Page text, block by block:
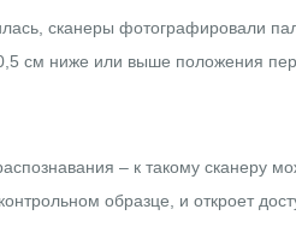
сканеры фотографировали
см ниже или выше положения
– к такому сканеру
образце, и откроет